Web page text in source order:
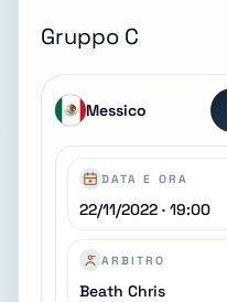
Gruppo C
Messico
DATA E ORA
22/11/2022 · 19:00
ARBITRO
Beath Chris